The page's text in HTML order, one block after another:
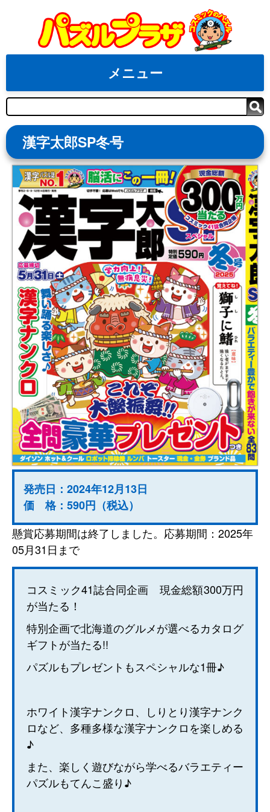
content
メニュー
検
索
漢字太郎SP冬号
発売日：2024年12月13日
価 格：590円（税込）
懸賞応募期間は終了しました。応募期間：2025年
05月31日まで
コスミック41誌合同企画 現金総額300万円
が当たる！
特別企画で北海道のグルメが選べるカタログ
ギフトが当たる!!
パズルもプレゼントもスペシャルな1冊♪
ホワイト漢字ナンクロ、しりとり漢字ナンク
ロなど、多種多様な漢字ナンクロを楽しめる
♪
また、楽しく遊びながら学べるバラエティー
パズルもてんこ盛り♪